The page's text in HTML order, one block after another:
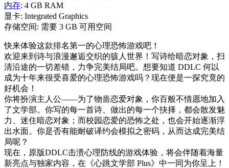
内存: 4 GB RAM
显卡: Integrated Graphics
存储空间: 需要 3 GB 可用空间
快来体验这款排名第一的心理恐怖游戏吧！
欢迎来到诗与浪漫邂逅交织的骇人世界！写诗给暗恋对象，扫
清沿途的一切差错，力争完美结局吧。想要知道 DDLC 何以
成为十年来很受喜爱的心理恐怖游戏吗？现在便是一探究竟的
好机会！
你将扮演主人公——为了物啬恋爱对象，你百般不情愿地加入
了文学部。你写的每一首诗、做出的每一个抉择，都会散发魅
力、迷住暗恋对象；而校园恋爱的恐怖之处，也会开始逐渐浮
出水面。你是否有能耐破译约会模拟之密码，从而达成完美结
局呢？
现在，原版DDLC击溃心理防线的游戏体验，将会伴随着海量
新亮点与独家内容，在《心跳文学部 Plus》中一同为你呈上！